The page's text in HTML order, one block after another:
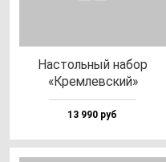
Нас­толь­ный на­бор
«Крем­лев­ский»
13 990 руб